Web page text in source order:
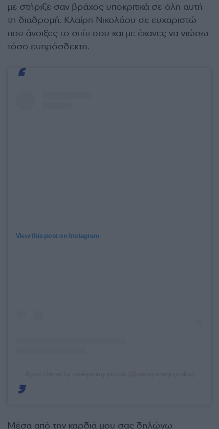
με στήριξε σαν βράχος υποκριτικά σε όλη αυτή
τη διαδρομή. Κλαίρη Νικολάου σε ευχαριστώ
που άνοιξες το σπίτι σου και με έκανες να νιώσω
τόσο ευπρόσδεκτη.
View this post on Instagram
Μέσα από την καρδιά μου σας δηλώνω